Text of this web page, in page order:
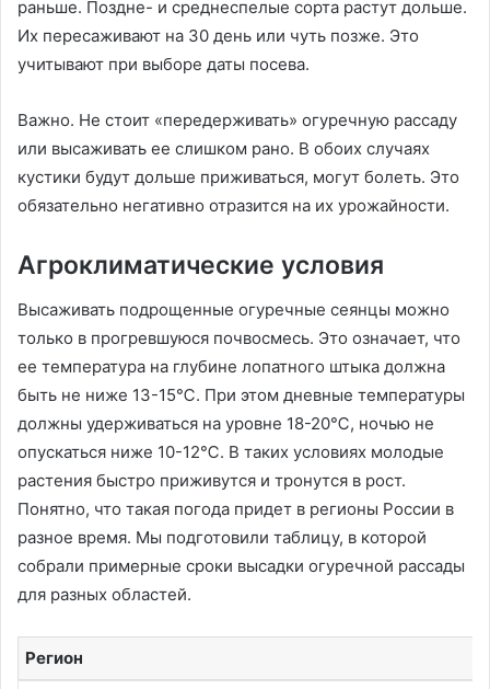
раньше. Поздне- и среднеспелые сорта растут дольше.
Их пересаживают на 30 день или чуть позже. Это
учитывают при выборе даты посева.
Важно. Не стоит «передерживать» огуречную рассаду
или высаживать ее слишком рано. В обоих случаях
кустики будут дольше приживаться, могут болеть. Это
обязательно негативно отразится на их урожайности.
Агроклиматические условия
Высаживать подрощенные огуречные сеянцы можно
только в прогревшуюся почвосмесь. Это означает, что
ее температура на глубине лопатного штыка должна
быть не ниже 13-15℃. При этом дневные температуры
должны удерживаться на уровне 18-20℃, ночью не
опускаться ниже 10-12℃. В таких условиях молодые
растения быстро приживутся и тронутся в рост.
Понятно, что такая погода придет в регионы России в
разное время. Мы подготовили таблицу, в которой
собрали примерные сроки высадки огуречной рассады
для разных областей.
Регион